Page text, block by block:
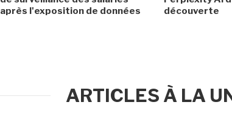
après l'exposition de données
découverte
ARTICLES À LA